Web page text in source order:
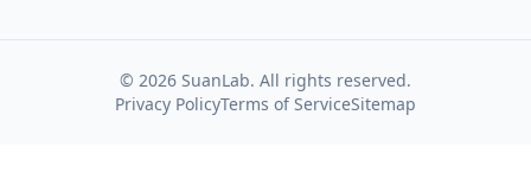
© 2026 SuanLab. All rights reserved.
Privacy PolicyTerms of ServiceSitemap